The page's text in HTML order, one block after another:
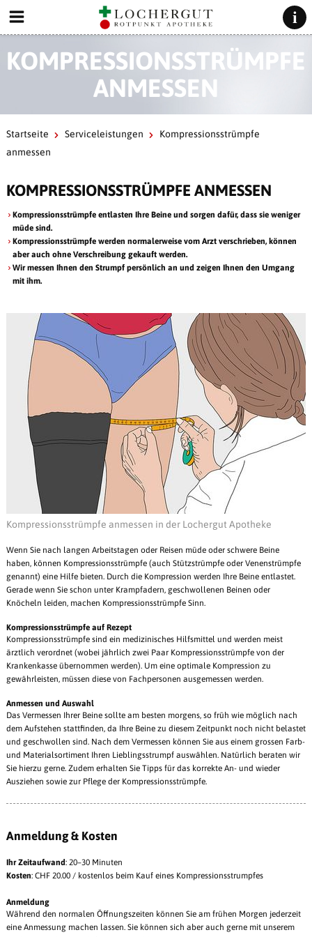
KOMPRESSIONSSTRÜMPFE
ANMESSEN
Startseite Serviceleistungen
Kompressionsstrümpfe
anmessen
KOMPRESSIONSSTRÜMPFE ANMESSEN
Kompressionsstrümpfe entlasten Ihre Beine und sorgen dafür, dass sie weniger
müde sind.
Kompressionsstrümpfe werden normalerweise vom Arzt verschrieben, können
aber auch ohne Verschreibung gekauft werden.
Wir messen Ihnen den Strumpf persönlich an und zeigen Ihnen den Umgang
mit ihm.
Kompressionsstrümpfe anmessen in der Lochergut Apotheke
Wenn Sie nach langen Arbeitstagen oder Reisen müde oder schwere Beine
haben, können Kompressionsstrümpfe (auch Stützstrümpfe oder Venenstrümpfe
genannt) eine Hilfe bieten. Durch die Kompression werden Ihre Beine entlastet.
Gerade wenn Sie schon unter Krampfadern, geschwollenen Beinen oder
Knöcheln leiden, machen Kompressionsstrümpfe Sinn.
Kompressionsstrümpfe auf Rezept
Kompressionsstrümpfe sind ein medizinisches Hilfsmittel und werden meist
ärztlich verordnet (wobei jährlich zwei Paar Kompressionsstrümpfe von der
Krankenkasse übernommen werden). Um eine optimale Kompression zu
gewährleisten, müssen diese von Fachpersonen ausgemessen werden.
Anmessen und Auswahl
Das Vermessen Ihrer Beine sollte am besten morgens, so früh wie möglich nach
dem Aufstehen stattfinden, da Ihre Beine zu diesem Zeitpunkt noch nicht belastet
und geschwollen sind. Nach dem Vermessen können Sie aus einem grossen Farb-
und Materialsortiment Ihren Lieblingsstrumpf auswählen. Natürlich beraten wir
Sie hierzu gerne. Zudem erhalten Sie Tipps für das korrekte An- und wieder
Ausziehen sowie zur Pflege der Kompressionsstrümpfe.
Anmeldung & Kosten
Ihr Zeitaufwand: 20–30 Minuten
Kosten: CHF 20.00 / kostenlos beim Kauf eines Kompressionsstrumpfes
Anmeldung
Während den normalen Öffnungszeiten können Sie am frühen Morgen jederzeit
eine Anmessung machen lassen. Sie können sich aber auch gerne mit unserem